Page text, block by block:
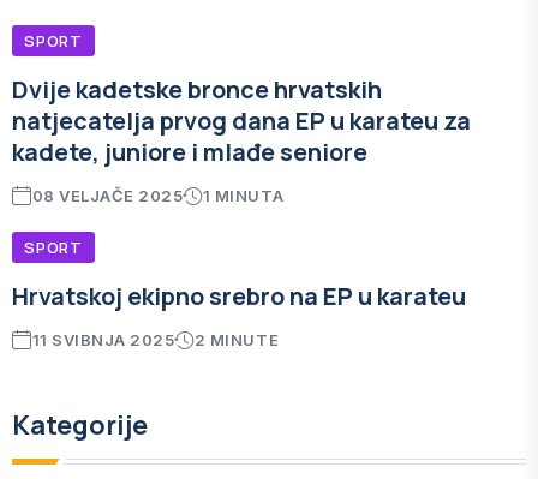
SPORT
Dvije kadetske bronce hrvatskih
natjecatelja prvog dana EP u karateu za
kadete, juniore i mlađe seniore
08 VELJAČE 2025 1 MINUTA
SPORT
Hrvatskoj ekipno srebro na EP u karateu
11 SVIBNJA 2025 2 MINUTE
Kategorije